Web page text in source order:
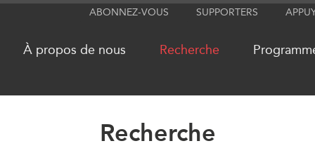
ABONNEZ-VOUS SUPPORTERS
À propos de nous Recherche
Recherche